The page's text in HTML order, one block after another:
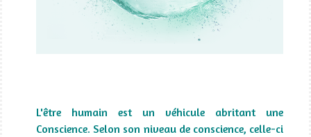
L'être humain est un véhicule abritant une
Conscience. Selon son niveau de conscience, celle-ci